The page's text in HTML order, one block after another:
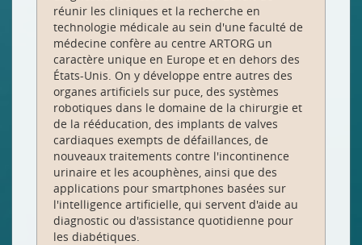
réunir les cliniques et la recherche en
technologie médicale au sein d'une faculté de
médecine confère au centre ARTORG un
caractère unique en Europe et en dehors des
États-Unis. On y développe entre autres des
organes artificiels sur puce, des systèmes
robotiques dans le domaine de la chirurgie et
de la rééducation, des implants de valves
cardiaques exempts de défaillances, de
nouveaux traitements contre l'incontinence
urinaire et les acouphènes, ainsi que des
applications pour smartphones basées sur
l'intelligence artificielle, qui servent d'aide au
diagnostic ou d'assistance quotidienne pour
les diabétiques.